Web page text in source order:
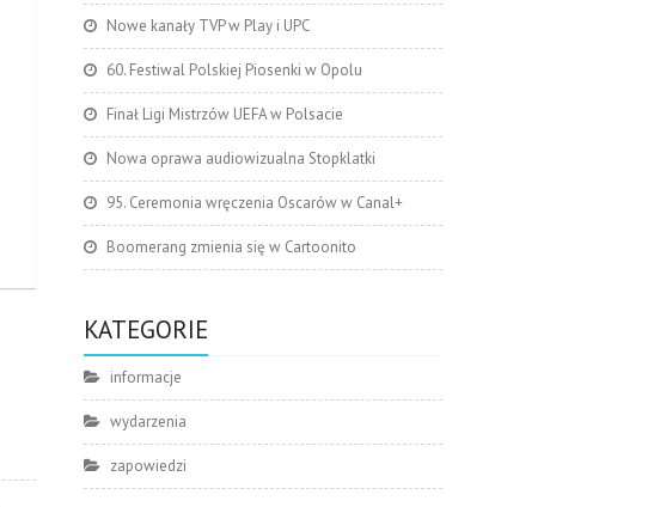
Nowe kanały TVP w Play i UPC
60. Festiwal Polskiej Piosenki w Opolu
Finał Ligi Mistrzów UEFA w Polsacie
Nowa oprawa audiowizualna Stopklatki
95. Ceremonia wręczenia Oscarów w Canal+
Boomerang zmienia się w Cartoonito
KATEGORIE
informacje
wydarzenia
zapowiedzi